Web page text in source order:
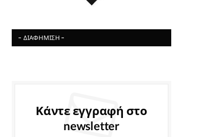
- ΔΙΑΦΉΜΙΣΗ -
Κάντε εγγραφή στο
newsletter